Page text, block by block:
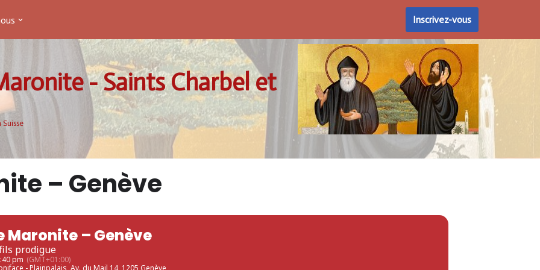
Inscrivez-vous
- Saints Charbel et
– Genève
Maronite – Genève
prodigue
pm (GMT+01:00)
- Plainpalais, Av. du Mail 14, 1205 Genève